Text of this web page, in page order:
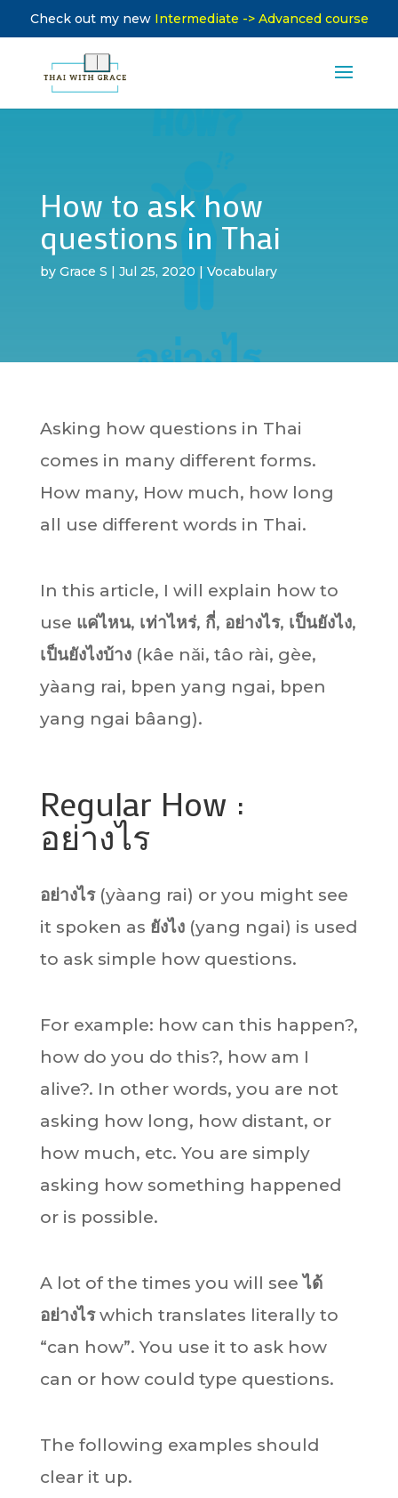
Check out my new Intermediate -> Advanced course
How to ask how
questions in Thai
by Grace S | Jul 25, 2020|Vocabulary
Asking how questions in Thai
comes in many different forms.
How many, How much, how long
all use different words in Thai.
In this article, I will explain how to
use แค่ไหน, เท่าไหร่, กี่, อย่างไร, เป็นยังไง,
เป็นยังไงบ้าง(kâe năi, tâo rài, gèe,
yàang rai, bpen yang ngai, bpen
yang ngai bâang).
Regular How :
อย่างไร
อย่างไร(yàang rai) or you might see
it spoken as ยังไง(yang ngai) is used
to ask simple how questions.
For example: how can this happen?,
how do you do this?, how am I
alive?. In other words, you are not
asking how long, how distant, or
how much, etc. You are simply
asking how something happened
or is possible.
A lot of the times you will seeได้
อย่างไรwhich translates literally to
“can how”. You use it to ask how
can or how could type questions.
The following examples should
clear it up.